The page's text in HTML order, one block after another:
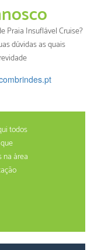
Praia Insuflável Cruise?
dúvidas as quais
todos
na àrea